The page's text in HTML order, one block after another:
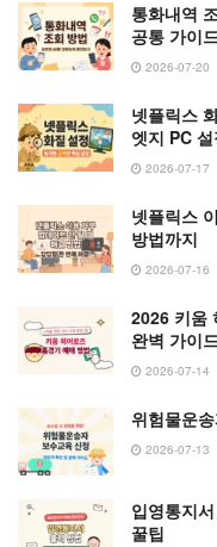
통화내역
공통 가이
2026-07-20
넷플릭스
엣지 PC
2026-07-17
넷플릭스
방법까지
2026-07-16
2026 키움
완벽 가이
2026-07-14
위험물운
2026-07-13
입영통지
꿀팁